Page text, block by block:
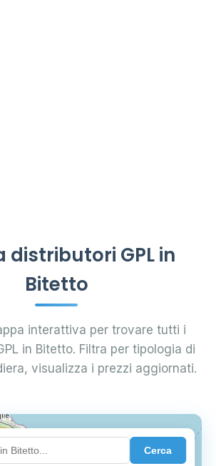
distributori GPL in
Bitetto
interattiva per trovare tutti i
in Bitetto. Filtra per tipologia di
visualizza i prezzi aggiornati.
Cerca